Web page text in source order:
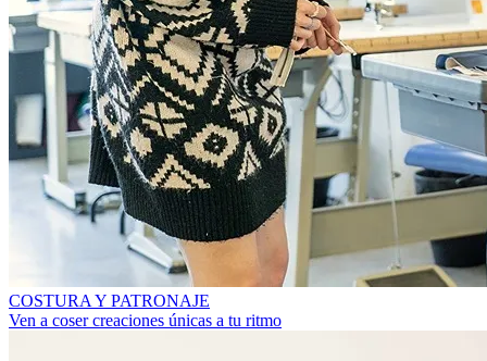
COSTURA Y PATRONAJE
Ven a coser creaciones únicas a tu ritmo